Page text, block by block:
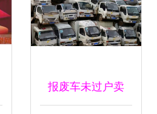
报废车未过户卖